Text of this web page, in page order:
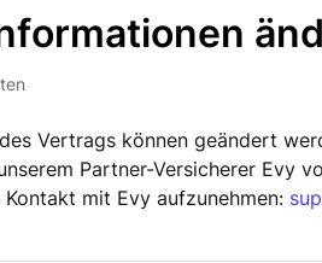
Vertrags können geändert
Partner-Versicherer Evy
mit Evy aufzunehmen: